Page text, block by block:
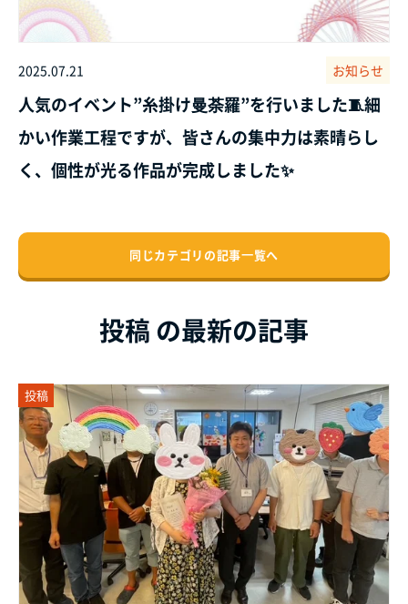
2025.07.21 お知らせ
人気のイベント”糸掛け曼荼羅”を行いました🧵細
かい作業工程ですが、皆さんの集中力は素晴らし
く、個性が光る作品が完成しました✨
同じカテゴリの記事⼀覧へ
投稿 の最新の記事
投稿